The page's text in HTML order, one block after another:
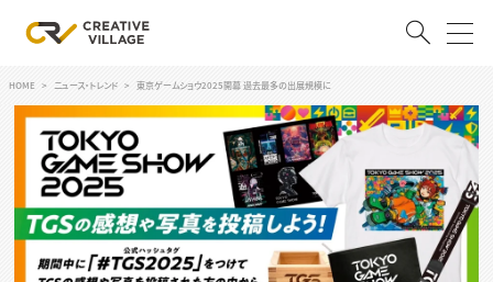
ACCOUNT
ログイン 会員登録
RECRUIT
クリエイター求人を探す
HOME ニュース・トレンド 東京ゲームショウ2025開幕 過去最多の出展規模に